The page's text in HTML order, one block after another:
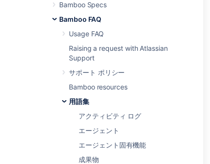
Bamboo Specs
Bamboo FAQ
Usage FAQ
Raising a request with Atlassian
Support
サポート ポリシー
Bamboo resources
用語集
アクティビティ ログ
エージェント
エージェント固有機能
成果物